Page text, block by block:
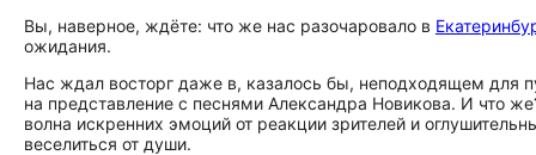
Вы, наверное, ждёте: что же нас разочаровало в
ожидания.
Нас ждал восторг даже в, казалось бы, неподходящем для
на представление с песнями Александра Новикова. И что
волна искренних эмоций от реакции зрителей и
веселиться от души.